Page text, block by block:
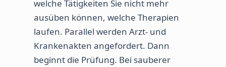
welche Tätigkeiten Sie nicht mehr
ausüben können, welche Therapien
laufen. Parallel werden Arzt- und
Krankenakten angefordert. Dann
beginnt die Prüfung. Bei sauberer